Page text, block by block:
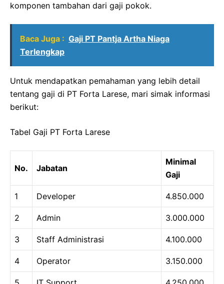
komponen tambahan dari gaji pokok.
Baca Juga : Gaji PT Pantja Artha Niaga
Terlengkap
Untuk mendapatkan pemahaman yang lebih detail
tentang gaji di PT Forta Larese, mari simak informasi
berikut:
Tabel Gaji PT Forta Larese
No. Jabatan
Minimal
Gaji
1 Developer 4.850.000
2 Admin 3.000.000
3 Staff Administrasi 4.100.000
4 Operator 3.150.000